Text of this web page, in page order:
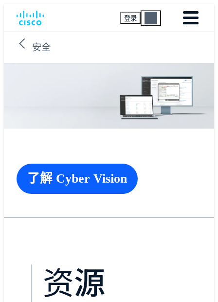
登录
安全
了解 Cyber Vision
资源